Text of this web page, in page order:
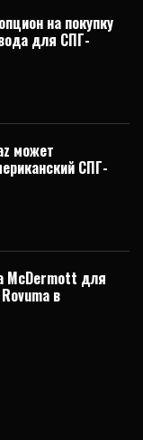
на покупку
для СПГ-
может
СПГ-
McDermott для
в